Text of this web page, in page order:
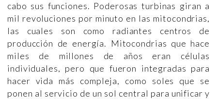
cabo sus funciones. Poderosas turbinas giran a
mil revoluciones por minuto en las mitocondrias,
las cuales son como radiantes centros de
producción de energía. Mitocondrias que hace
miles de millones de años eran células
individuales, pero que fueron integradas para
hacer vida más compleja, como soles que se
ponen al servicio de un sol central para unificar y